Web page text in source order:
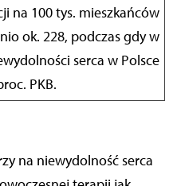
na 100 tys. mieszkańców
ok. 228, podczas gdy w
serca w Polsce
PKB.
na niewydolność serca